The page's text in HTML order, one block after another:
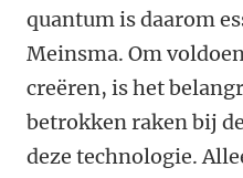
quantum is daarom
Meinsma. Om
creëren, is het
betrokken raken bij
deze technologie.